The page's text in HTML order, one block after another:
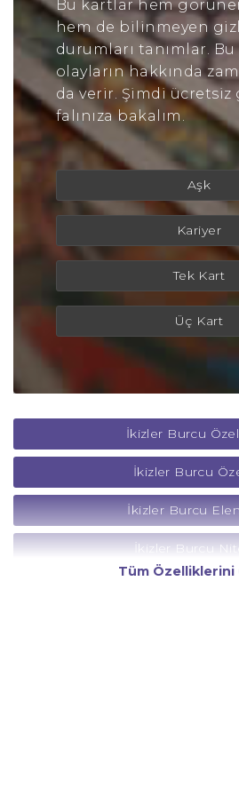
Bu kartlar hem
hem de bilinmeyen
durumları tanımlar.
olayların hakkında
da verir. Şimdi
falınıza bakalım.
Aşk
Kariyer
Tek Kart
Üç Kart
İkizler Burcu
İkizler Burcu
İkizler Burcu
İkizler Burcu
Tüm Özelliklerini